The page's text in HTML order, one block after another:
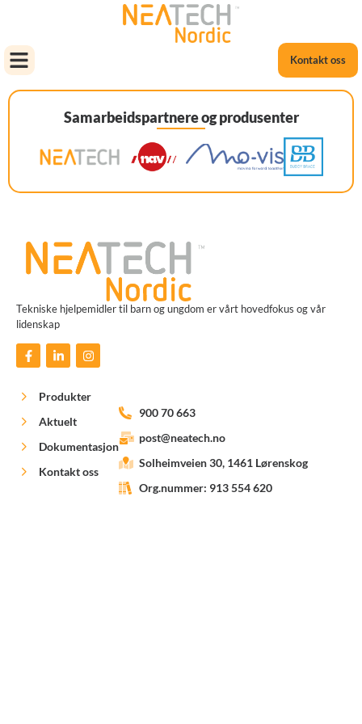
Kontakt oss
Samarbeidspartnere og produsenter
Tekniske hjelpemidler til barn og ungdom er vårt hovedfokus og vår
lidenskap
Produkter
Aktuelt
Dokumentasjon
Kontakt oss
900 70 663
post@neatech.no
Solheimveien 30, 1461 Lørenskog
Org.nummer: 913 554 620